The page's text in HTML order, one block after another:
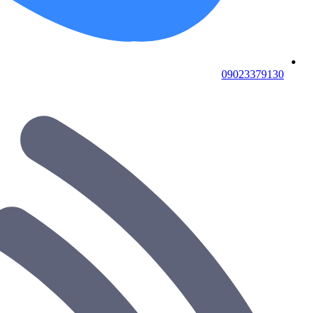
09023379130